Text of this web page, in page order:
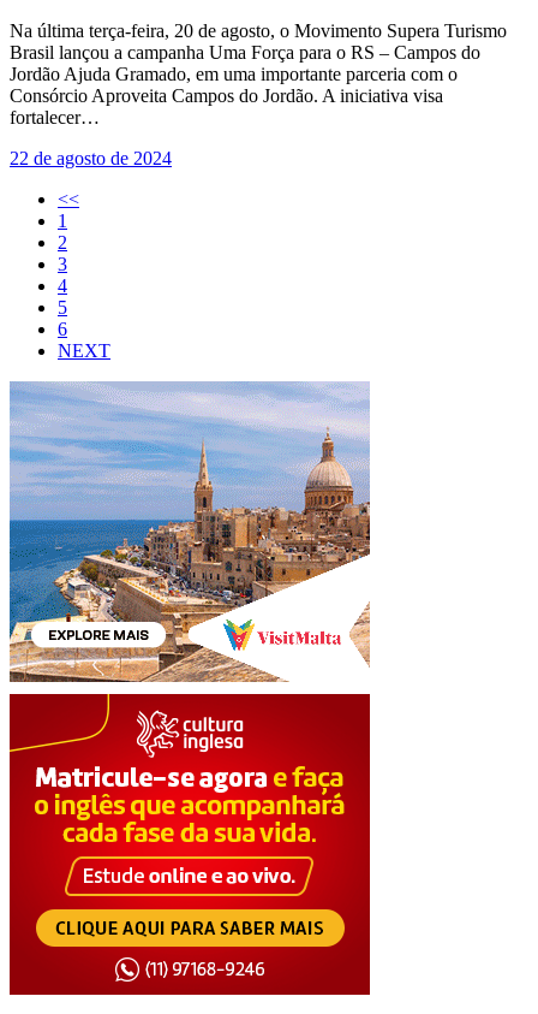
Na última terça-feira, 20 de agosto, o Movimento Supera Turismo
Brasil lançou a campanha Uma Força para o RS – Campos do
Jordão Ajuda Gramado, em uma importante parceria com o
Consórcio Aproveita Campos do Jordão. A iniciativa visa
fortalecer…
22 de agosto de 2024
<<
1
2
3
4
5
6
NEXT